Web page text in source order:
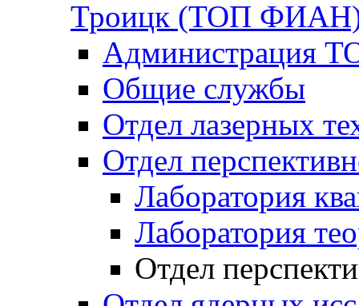
Троицк (ТОП
Администрация
Общие службы
Отдел лазерных
Отдел
Лаборатория
Лаборатория
Отдел